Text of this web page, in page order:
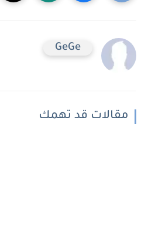
GeGe
مقالات قد تهمك